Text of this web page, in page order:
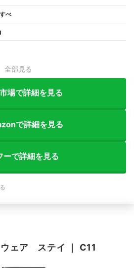
べ
全部見る
場で詳細を見る
で詳細を見る
ーで詳細を見る
ウェア ステイ ｜ C11